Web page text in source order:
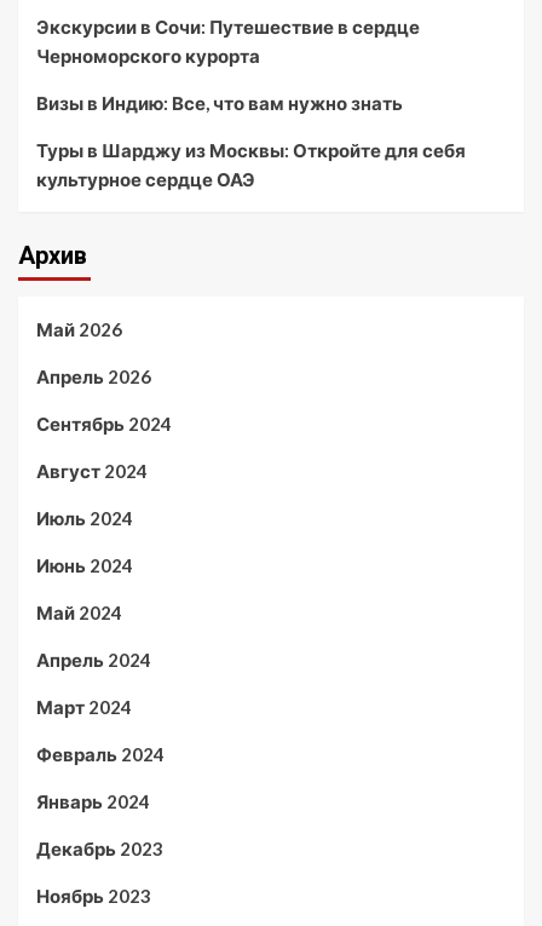
Экскурсии в Сочи: Путешествие в сердце
Черноморского курорта
Визы в Индию: Все, что вам нужно знать
Туры в Шарджу из Москвы: Откройте для себя
культурное сердце ОАЭ
Архив
Май 2026
Апрель 2026
Сентябрь 2024
Август 2024
Июль 2024
Июнь 2024
Май 2024
Апрель 2024
Март 2024
Февраль 2024
Январь 2024
Декабрь 2023
Ноябрь 2023